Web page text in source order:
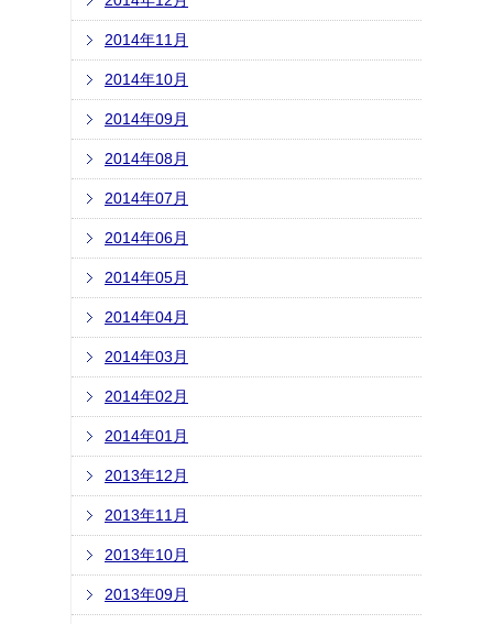
2014年11月
2014年10月
2014年09月
2014年08月
2014年07月
2014年06月
2014年05月
2014年04月
2014年03月
2014年02月
2014年01月
2013年12月
2013年11月
2013年10月
2013年09月